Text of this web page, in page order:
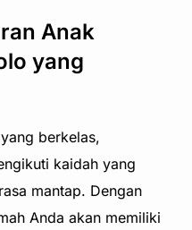
Anak
yang
berkelas,
kaidah yang
mantap. Dengan
Anda akan memiliki